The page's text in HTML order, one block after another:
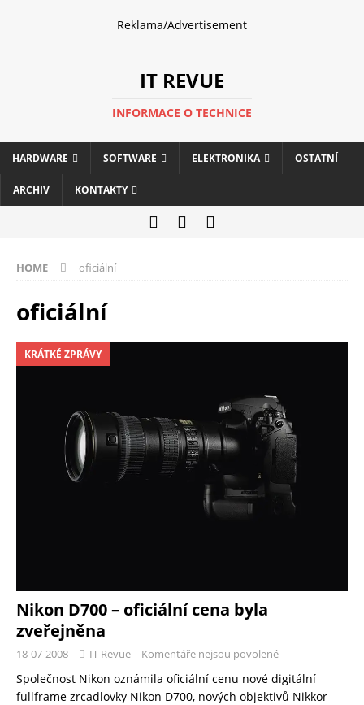
Reklama/Advertisement
IT REVUE
INFORMACE O TECHNICE
HARDWARE SOFTWARE ELEKTRONIKA OSTATNÍ
ARCHIV KONTAKTY
HOME oficiální
oficiální
KRÁTKÉ ZPRÁVY
Nikon D700 – oficiální cena byla
zveřejněna
18-07-2008 IT Revue Komentáře nejsou povolené
Společnost Nikon oznámila oficiální cenu nové digitální
fullframe zrcadlovky Nikon D700, nových objektivů Nikkor